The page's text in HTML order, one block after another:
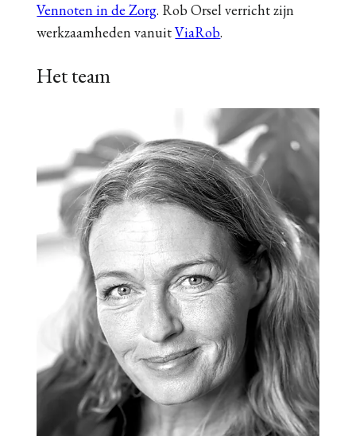
Vennoten in de Zorg. Rob Orsel verricht zijn
werkzaamheden vanuitViaRob.
Het team